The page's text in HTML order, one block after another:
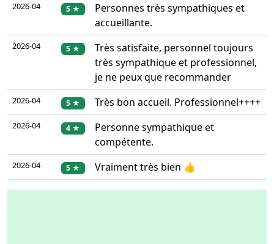
2026-04 5 ★
Personnes très sympathiques et
accueillante.
2026-04 5 ★
Très satisfaite, personnel toujours
très sympathique et professionnel,
je ne peux que recommander
2026-04 5 ★ Très bon accueil. Professionnel++++
2026-04 4 ★
Personne sympathique et
compétente.
2026-04 5 ★ Vraiment très bien 👍